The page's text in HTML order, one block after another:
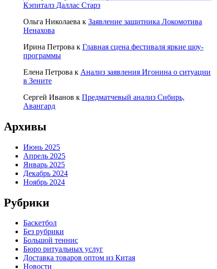
Кэпиталз Даллас Старз
Ольга Николаева к Заявление защитника Локомотива
Ненахова
Ирина Петрова к Главная сцена фестиваля яркие шоу-
программы
Елена Петрова к Анализ заявления Игонина о ситуации
в Зените
Сергей Иванов к Предматчевый анализ Сибирь,
Авангард
Архивы
Июнь 2025
Апрель 2025
Январь 2025
Декабрь 2024
Ноябрь 2024
Рубрики
Баскетбол
Без рубрики
Большой теннис
Бюро ритуальных услуг
Доставка товаров оптом из Китая
Новости